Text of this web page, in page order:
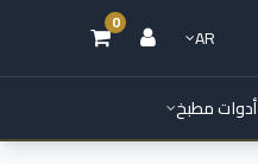
AR
0
أدوات مطبخ